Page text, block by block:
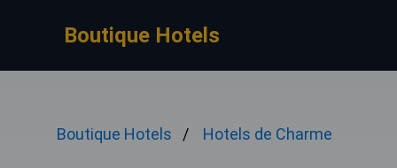
Boutique Hotels
Boutique Hotels Hotels de Charme